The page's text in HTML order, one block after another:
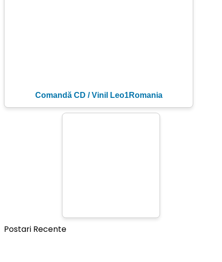
Comandă CD / Vinil Leo1Romania
Postari Recente